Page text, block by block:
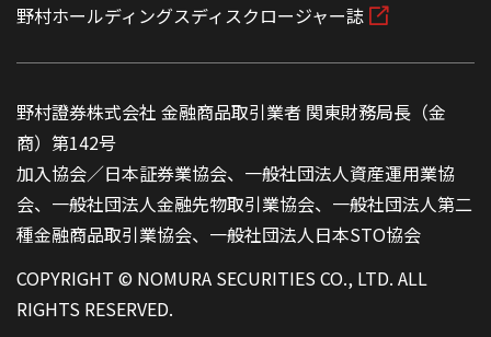
野村ホールディングスディスクロージャー誌
野村證券株式会社 金融商品取引業者 関東財務局長（金
商）第142号
加入協会／日本証券業協会、一般社団法人資産運用業協
会、一般社団法人金融先物取引業協会、一般社団法人第二
種金融商品取引業協会、一般社団法人日本STO協会
COPYRIGHT © NOMURA SECURITIES CO., LTD. ALL
RIGHTS RESERVED.